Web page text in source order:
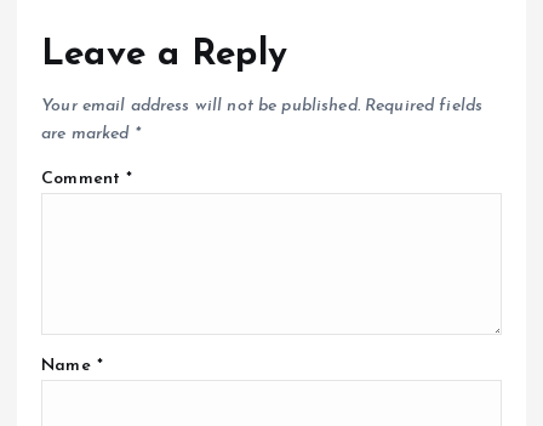
Leave a Reply
Your email address will not be published. Required fields
are marked *
Comment*
Name *